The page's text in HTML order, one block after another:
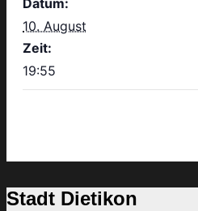
Datum:
10. August
Zeit:
19:55
Stadt Dietikon